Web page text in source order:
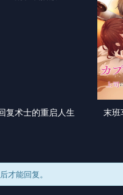
复术士的重启人生 末班
才能回复。